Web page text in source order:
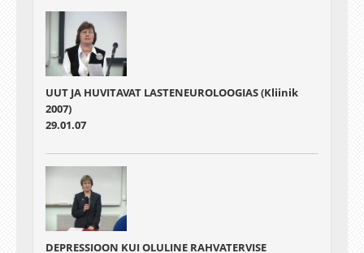
UUT JA HUVITAVAT LASTENEUROLOOGIAS (Kliinik
2007)
29.01.07
DEPRESSIOON KUI OLULINE RAHVATERVISE